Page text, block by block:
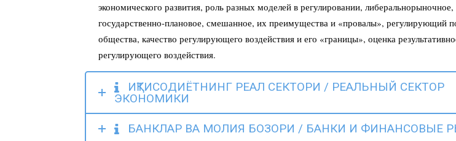
экономического развития, роль разных моделей в регулировании, либеральнорыночное,
государственно-плановое, смешанное, их преимущества и «провалы», регулирующий
общества, качество регулирующего воздействия и его «границы», оценка
регулирующего воздействия.
ИҚТИСОДИЁТНИНГ РЕАЛ СЕКТОРИ / РЕАЛЬНЫЙ СЕКТОР
ЭКОНОМИКИ
БАНКЛАР ВА МОЛИЯ БОЗОРИ / БАНКИ И ФИНАНСОВЫЕ